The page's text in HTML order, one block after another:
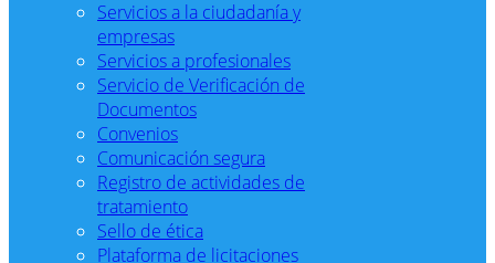
Servicios a la ciudadanía y
empresas
Servicios a profesionales
Servicio de Verificación de
Documentos
Convenios
Comunicación segura
Registro de actividades de
tratamiento
Sello de ética
Plataforma de licitaciones